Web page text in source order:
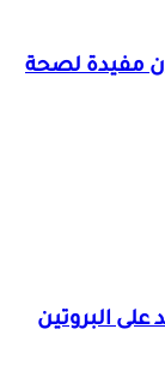
منتجات ألبان مفيدة لصحة
البروتين